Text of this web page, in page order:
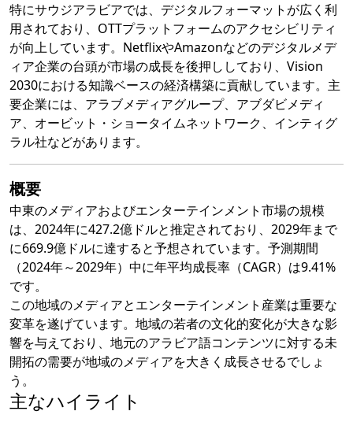
特にサウジアラビアでは、デジタルフォーマットが広く利
用されており、OTTプラットフォームのアクセシビリティ
が向上しています。NetflixやAmazonなどのデジタルメデ
ィア企業の台頭が市場の成長を後押ししており、Vision
2030における知識ベースの経済構築に貢献しています。主
要企業には、アラブメディアグループ、アブダビメディ
ア、オービット・ショータイムネットワーク、インティグ
ラル社などがあります。
概要
中東のメディアおよびエンターテインメント市場の規模
は、2024年に427.2億ドルと推定されており、2029年まで
に669.9億ドルに達すると予想されています。予測期間
（2024年～2029年）中に年平均成長率（CAGR）は9.41%
です。
この地域のメディアとエンターテインメント産業は重要な
変革を遂げています。地域の若者の文化的変化が大きな影
響を与えており、地元のアラビア語コンテンツに対する未
開拓の需要が地域のメディアを大きく成長させるでしょ
う。
主なハイライト